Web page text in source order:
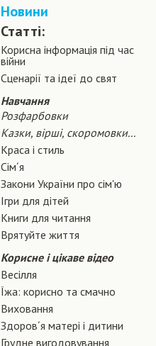
Новини
Статті:
Корисна інформація під час
війни
Сценарiї та iдеї до свят
Навчання
Розфарбовки
Казки, вірші, скоромовки...
Краса і стиль
Сiм´я
Закони України про сiм'ю
Ігри для дітей
Книги для читання
Врятуйте життя
Корисне і цікаве відео
Весілля
Їжа: корисно та смачно
Виховання
Здоров´я матері і дитини
Грудне вигодовування